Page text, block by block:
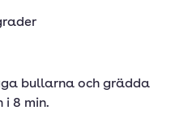
bullarna och grädda
i 8 min.